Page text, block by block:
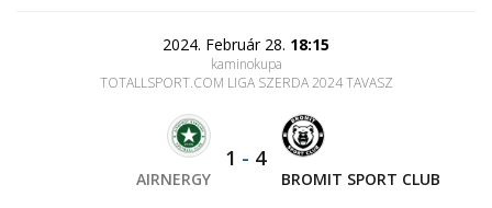
2024. Február 28. 18:15
kaminokupa
TOTALLSPORT.COM LIGA SZERDA 2024 TAVASZ
AIRNERGY
1 - 4
BROMIT SPORT CLUB